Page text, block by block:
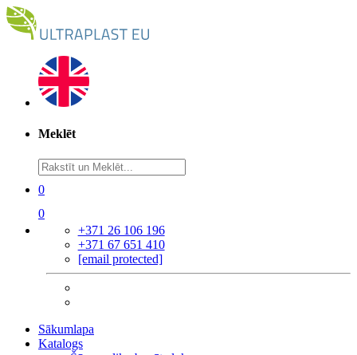
Meklēt
0
0
+371 26 106 196
+371 67 651 410
[email protected]
Sākumlapa
Katalogs